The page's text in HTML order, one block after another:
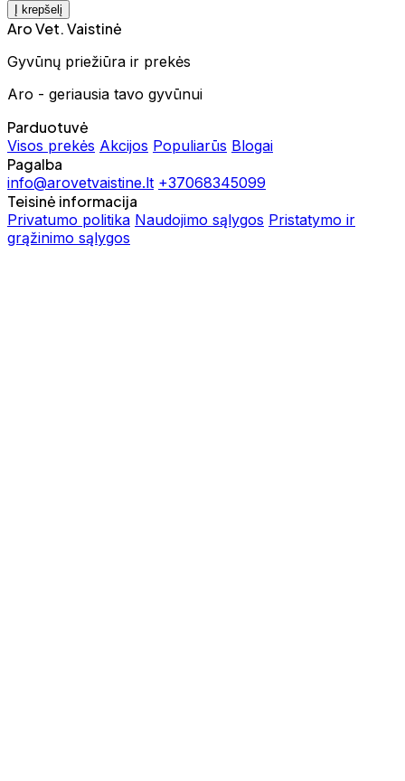
Į krepšelį
Aro Vet. Vaistinė
Gyvūnų priežiūra ir prekės
Aro - geriausia tavo gyvūnui
Parduotuvė
Visos prekės Akcijos Populiarūs Blogai
Pagalba
info@arovetvaistine.lt +37068345099
Teisinė informacija
Privatumo politika Naudojimo sąlygos Pristatymo ir
grąžinimo sąlygos